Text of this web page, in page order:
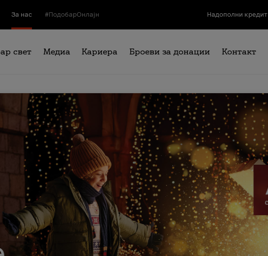
За нас #ПодобарОнлајн Надополни кредит
свет Медиа Кариера Броеви за донации Контакт